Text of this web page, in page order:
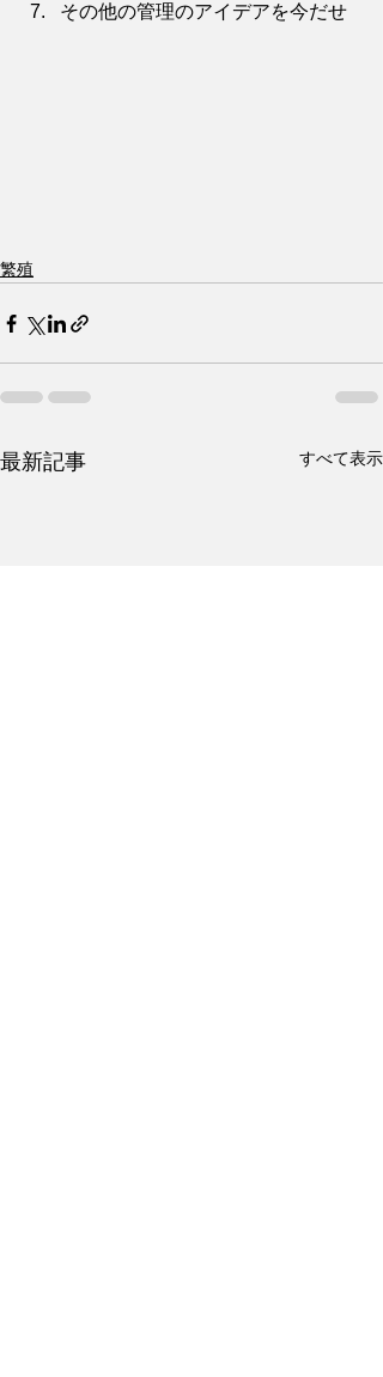
その他の管理のアイデアを今だせ
繁殖
最新記事 すべて表示